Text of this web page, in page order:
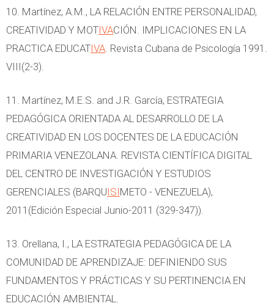
10. Martínez, A.M., LA RELACIÓN ENTRE PERSONALIDAD,
CREATIVIDAD Y MOTIVACIÓN. IMPLICACIONES EN LA
PRACTICA EDUCATIVA. Revista Cubana de Psicología 1991.
VIII(2-3).
11. Martínez, M.E.S. and J.R. García, ESTRATEGIA
PEDAGÓGICA ORIENTADA AL DESARROLLO DE LA
CREATIVIDAD EN LOS DOCENTES DE LA EDUCACIÓN
PRIMARIA VENEZOLANA. REVISTA CIENTÍFICA DIGITAL
DEL CENTRO DE INVESTIGACIÓN Y ESTUDIOS
GERENCIALES (BARQUISIMETO - VENEZUELA),
2011(Edición Especial Junio-2011 (329-347)).
13. Orellana, I., LA ESTRATEGIA PEDAGÓGICA DE LA
COMUNIDAD DE APRENDIZAJE: DEFINIENDO SUS
FUNDAMENTOS Y PRÁCTICAS Y SU PERTINENCIA EN
EDUCACIÓN AMBIENTAL.